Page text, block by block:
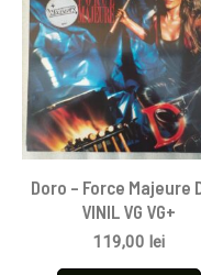
Doro – Force Majeure
VINIL VG VG+
119,00 lei